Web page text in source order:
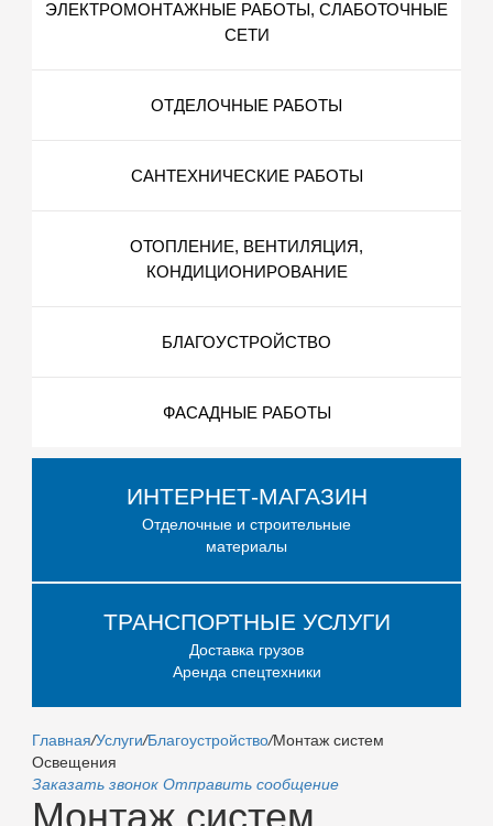
ЭЛЕКТРОМОНТАЖНЫЕ РАБОТЫ, СЛАБОТОЧНЫЕ
СЕТИ
ОТДЕЛОЧНЫЕ РАБОТЫ
САНТЕХНИЧЕСКИЕ РАБОТЫ
ОТОПЛЕНИЕ, ВЕНТИЛЯЦИЯ,
КОНДИЦИОНИРОВАНИЕ
БЛАГОУСТРОЙСТВО
ФАСАДНЫЕ РАБОТЫ
ИНТЕРНЕТ-МАГАЗИН
Отделочные и строительные
материалы
ТРАНСПОРТНЫЕ УСЛУГИ
Доставка грузов
Аренда спецтехники
Главная/Услуги/Благоустройство/Монтаж систем
Освещения
Заказать звонок Отправить сообщение
Монтаж систем